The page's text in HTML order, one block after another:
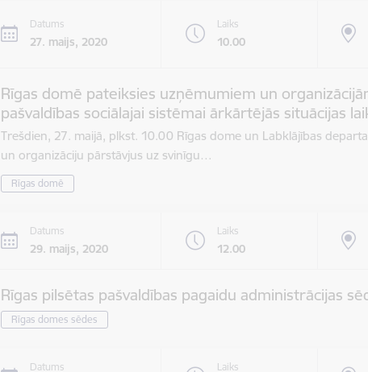
Datums
27. maijs, 2020
Laiks
10.00
Rīgas domē pateiksies uzņēmumiem un
pašvaldības sociālajai sistēmai ārkārtējās situācijas
Trešdien, 27. maijā, plkst. 10.00 Rīgas dome un Labklājības
un organizāciju pārstāvjus uz svinīgu…
Rīgas domē
Datums
29. maijs, 2020
Laiks
12.00
Rīgas pilsētas pašvaldības pagaidu administrācijas
Rīgas domes sēdes
Datums Laiks